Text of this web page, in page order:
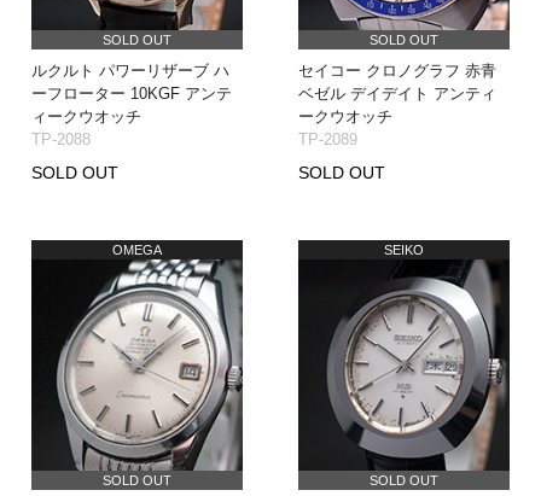
SOLD OUT
ルクルト パワーリザーブ ハ
ーフローター 10KGF アンテ
ィークウオッチ
TP-2088
SOLD OUT
SOLD OUT
セイコー クロノグラフ 赤青
ベゼル デイデイト アンティ
ークウオッチ
TP-2089
SOLD OUT
OMEGA
SOLD OUT
SEIKO
SOLD OUT